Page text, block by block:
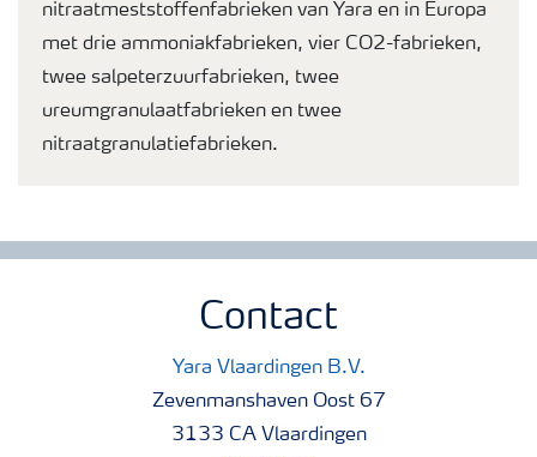
nitraatmeststoffenfabrieken van Yara en in Europa
met drie ammoniakfabrieken, vier CO2-fabrieken,
twee salpeterzuurfabrieken, twee
ureumgranulaatfabrieken en twee
nitraatgranulatiefabrieken.
Contact
Yara Vlaardingen B.V.
Zevenmanshaven Oost 67
3133 CA Vlaardingen